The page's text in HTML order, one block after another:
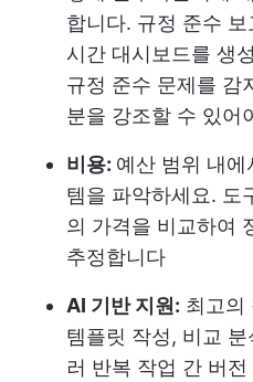
합니다. 규정 준수
시간 대시보드를 생
규정 준수 문제를 감
분을 강조할 수 있어
비용: 예산 범위 내
템을 파악하세요. 도
의 가격을 비교하여
추정합니다
AI 기반 지원: 최고의
템플릿 작성, 비교
러 반복 작업 간 버